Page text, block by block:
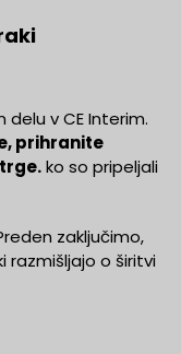
v CE Interim.
prihranite
ko so pripeljali
zaključimo,
razmišljajo o širitvi